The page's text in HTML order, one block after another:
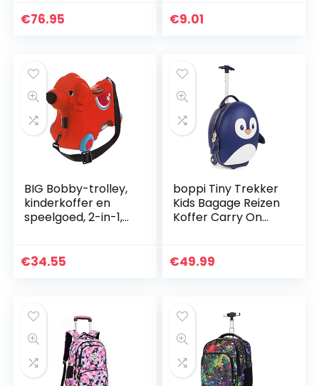
Today I Feel motief,
€76.95 €9.01
BIG Bobby-trolley,
kinderkoffer en
speelgoed, 2-in-1,
met brede wielen,
€34.55
boppi Tiny Trekker
Kids Bagage Reizen
Koffer Carry On
Trolley
€49.99